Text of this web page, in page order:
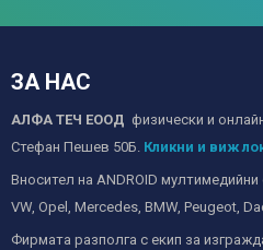
ЗА НАС
АЛФА ТЕЧ ЕООД физически и
Стефан Пешев 50Б. Кликни и виж
Вносител на ANDROID
VW, Opel, Mercedes, BMW, Peugeot,
Фирмата разполга с екип за